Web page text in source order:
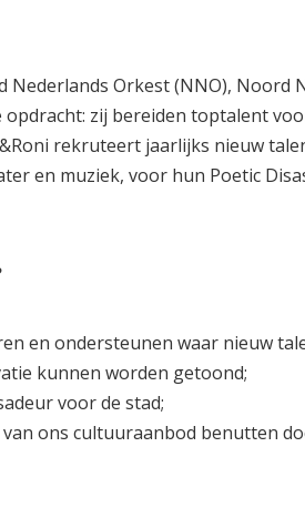
Nederlands Orkest (NNO),
zij bereiden toptalent
rekruteert jaarlijks nieuw
en muziek, voor hun Poetic
en ondersteunen waar nieuw
kunnen worden getoond;
voor de stad;
ons cultuuraanbod benutten